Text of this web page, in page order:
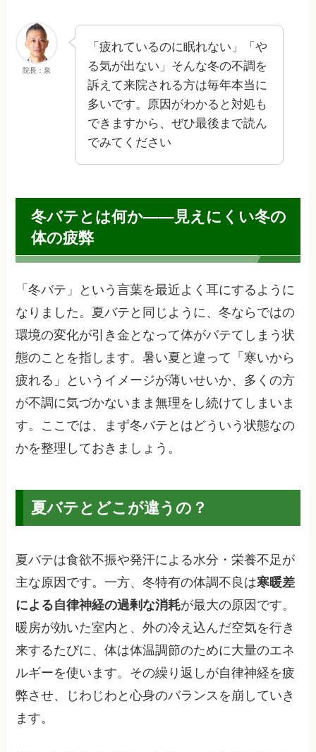
院長：泉
「疲れているのに眠れない」「や
る気が出ない」そんな冬の不調を
訴えて来院される方は毎年本当に
多いです。原因がわかると対処も
できますから、ぜひ最後まで読ん
でみてください
冬バテとは何か——見えにくい冬の
体の疲弊
「冬バテ」という言葉を最近よく耳にするように
なりました。夏バテと同じように、冬ならではの
環境の変化が引き金となって体がバテてしまう状
態のことを指します。暑い夏と違って「寒いから
疲れる」というイメージが薄いせいか、多くの方
が不調に気づかないまま無理をし続けてしまいま
す。ここでは、まず冬バテとはどういう状態なの
かを整理しておきましょう。
夏バテとどこが違うの？
夏バテは食欲不振や発汗による水分・栄養不足が
主な原因です。一方、冬特有の体調不良は寒暖差
による自律神経の過剰な消耗が最大の原因です。
暖房が効いた室内と、外の冷え込んだ空気を行き
来するたびに、体は体温調節のために大量のエネ
ルギーを使います。その繰り返しが自律神経を疲
弊させ、じわじわと心身のバランスを崩していき
ます。